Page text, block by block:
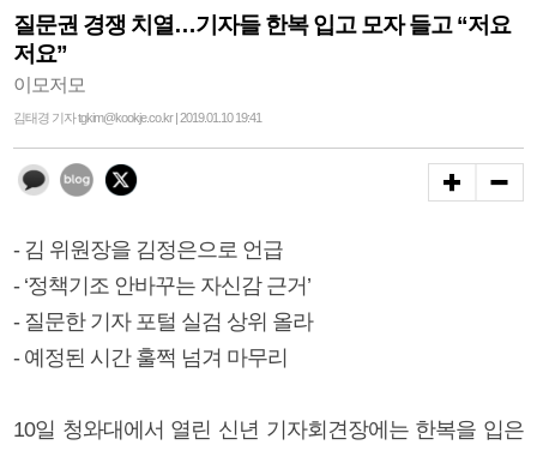
질문권 경쟁 치열…기자들 한복 입고 모자 들고 “저요
저요”
이모저모
김태경 기자 tgkim@kookje.co.kr | 2019.01.10 19:41
- 김 위원장을 김정은으로 언급
- ‘정책기조 안바꾸는 자신감 근거’
- 질문한 기자 포털 실검 상위 올라
- 예정된 시간 훌쩍 넘겨 마무리
10일 청와대에서 열린 신년 기자회견장에는 한복을 입은